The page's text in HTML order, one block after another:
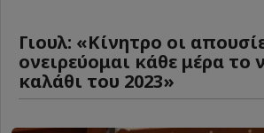
Γιουλ: «Κίνητρο οι
ονειρεύομαι κάθε μέρα το
καλάθι του 2023»